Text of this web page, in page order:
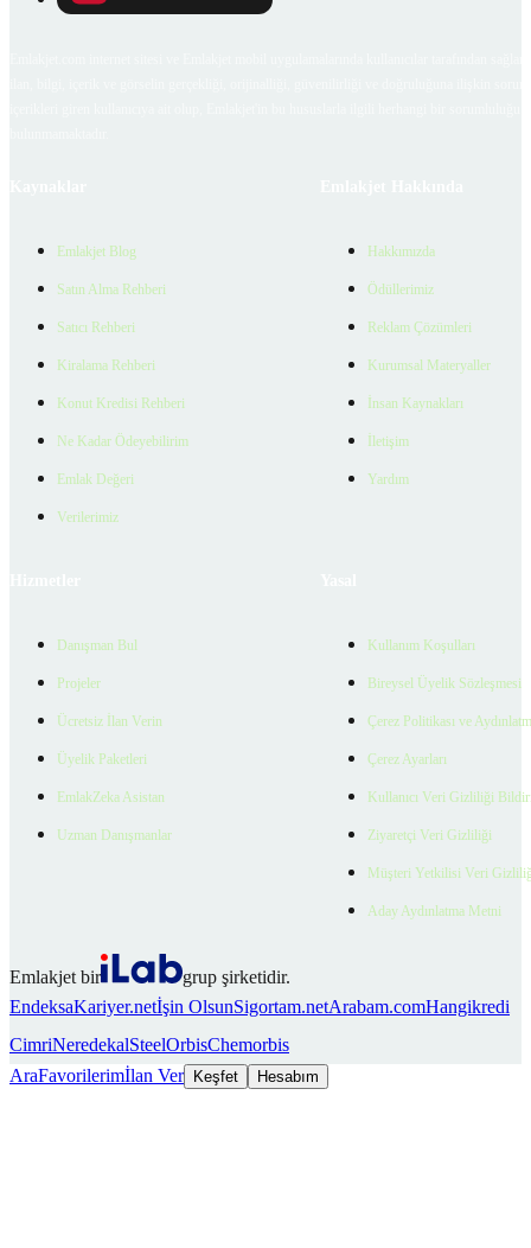
Emlakjet Blog
Satın Alma Rehberi
Satıcı Rehberi
Kiralama Rehberi
Konut Kredisi Rehberi
Ne Kadar Ödeyebilirim
Emlak Değeri
Verilerimiz
Hakkımızda
Ödüllerimiz
Reklam Çözümleri
Kurumsal Materyaller
İnsan Kaynakları
İletişim
Yardım
Danışman Bul
Projeler
Ücretsiz İlan Verin
Üyelik Paketleri
EmlakZeka Asistan
Uzman Danışmanlar
Kullanım Koşulları
Bireysel Üyelik Sözleşmesi
Çerez Politikası ve
Çerez Ayarları
Kullanıcı Veri Gizliliği
Ziyaretçi Veri Gizliliği
Müşteri Yetkilisi Veri
Aday Aydınlatma Metni
Emlakjet bir
grup şirketidir.
EndeksaKariyer.netİşin OlsunSigortam.netArabam.comHangikredi
CimriNeredekalSteelOrbisChemorbis
AraFavorilerimİlan Ver Keşfet Hesabım